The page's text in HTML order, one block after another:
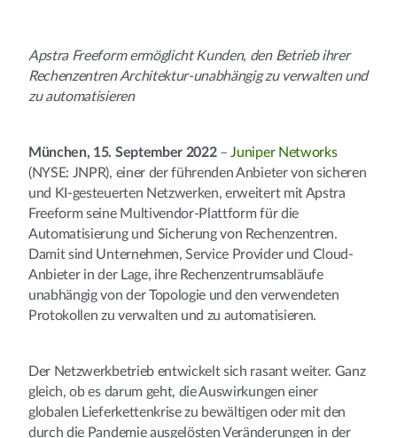
Apstra Freeform ermöglicht Kunden, den Betrieb ihrer
Rechenzentren Architektur-unabhängig zu verwalten und
zu automatisieren
München, 15. September 2022–Juniper Networks
(NYSE: JNPR), einer der führenden Anbieter von sicheren
und KI-gesteuerten Netzwerken, erweitert mit Apstra
Freeform seine Multivendor-Plattform für die
Automatisierung und Sicherung von Rechenzentren.
Damit sind Unternehmen, Service Provider und Cloud-
Anbieter in der Lage, ihre Rechenzentrumsabläufe
unabhängig von der Topologie und den verwendeten
Protokollen zu verwalten und zu automatisieren.
Der Netzwerkbetrieb entwickelt sich rasant weiter. Ganz
gleich, ob es darum geht, die Auswirkungen einer
globalen Lieferkettenkrise zu bewältigen oder mit den
durch die Pandemie ausgelösten Veränderungen in der